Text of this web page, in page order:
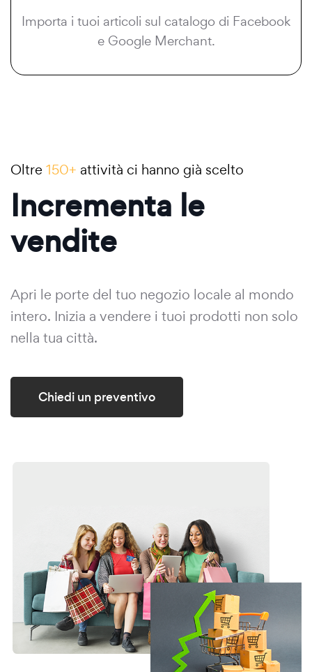
Importa i tuoi articoli sul catalogo di Facebook
e Google Merchant.
Oltre 150+ attività ci hanno già scelto
Incrementa le
vendite
Apri le porte del tuo negozio locale al mondo
intero. Inizia a vendere i tuoi prodotti non solo
nella tua città.
Chiedi un preventivo